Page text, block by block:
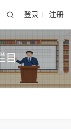
登录 注册
目